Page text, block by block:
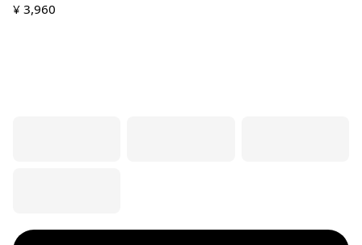
¥ 3,960